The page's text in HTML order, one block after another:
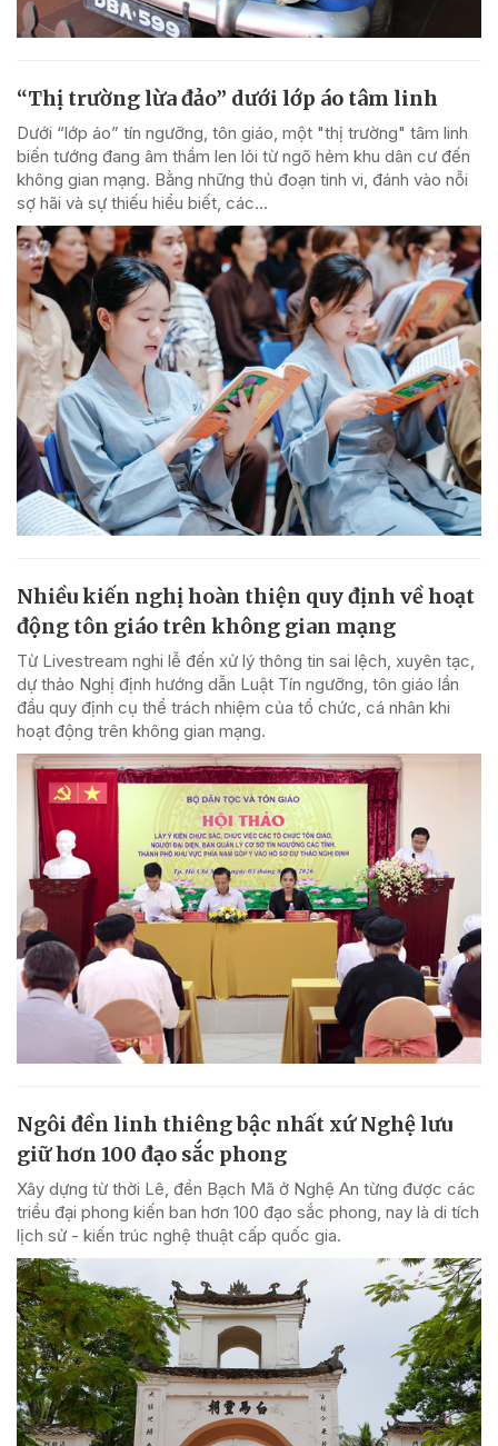
“Thị trường lừa đảo” dưới lớp áo tâm linh
Dưới “lớp áo” tín ngưỡng, tôn giáo, một "thị trường" tâm linh
biến tướng đang âm thầm len lỏi từ ngõ hẻm khu dân cư đến
không gian mạng. Bằng những thủ đoạn tinh vi, đánh vào nỗi
sợ hãi và sự thiếu hiểu biết, các...
Nhiều kiến nghị hoàn thiện quy định về hoạt
động tôn giáo trên không gian mạng
Từ Livestream nghi lễ đến xử lý thông tin sai lệch, xuyên tạc,
dự thảo Nghị định hướng dẫn Luật Tín ngưỡng, tôn giáo lần
đầu quy định cụ thể trách nhiệm của tổ chức, cá nhân khi
hoạt động trên không gian mạng.
Ngôi đền linh thiêng bậc nhất xứ Nghệ lưu
giữ hơn 100 đạo sắc phong
Xây dựng từ thời Lê, đền Bạch Mã ở Nghệ An từng được các
triều đại phong kiến ban hơn 100 đạo sắc phong, nay là di tích
lịch sử - kiến trúc nghệ thuật cấp quốc gia.